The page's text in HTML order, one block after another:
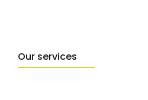
Our services